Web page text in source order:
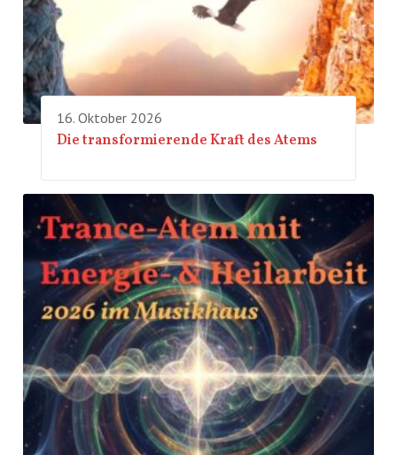
16. Oktober 2026
Die transformierende Kraft des Atems